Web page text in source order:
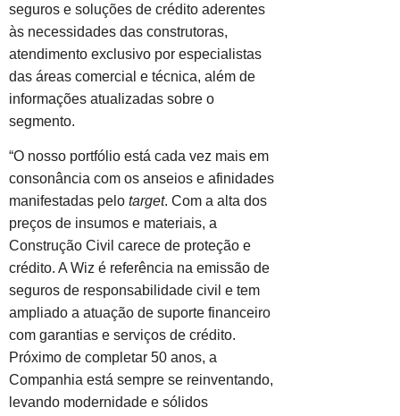
seguros e soluções de crédito aderentes
às necessidades das construtoras,
atendimento exclusivo por especialistas
das áreas comercial e técnica, além de
informações atualizadas sobre o
segmento.
“O nosso portfólio está cada vez mais em
consonância com os anseios e afinidades
manifestadas pelo target. Com a alta dos
preços de insumos e materiais, a
Construção Civil carece de proteção e
crédito. A Wiz é referência na emissão de
seguros de responsabilidade civil e tem
ampliado a atuação de suporte financeiro
com garantias e serviços de crédito.
Próximo de completar 50 anos, a
Companhia está sempre se reinventando,
levando modernidade e sólidos